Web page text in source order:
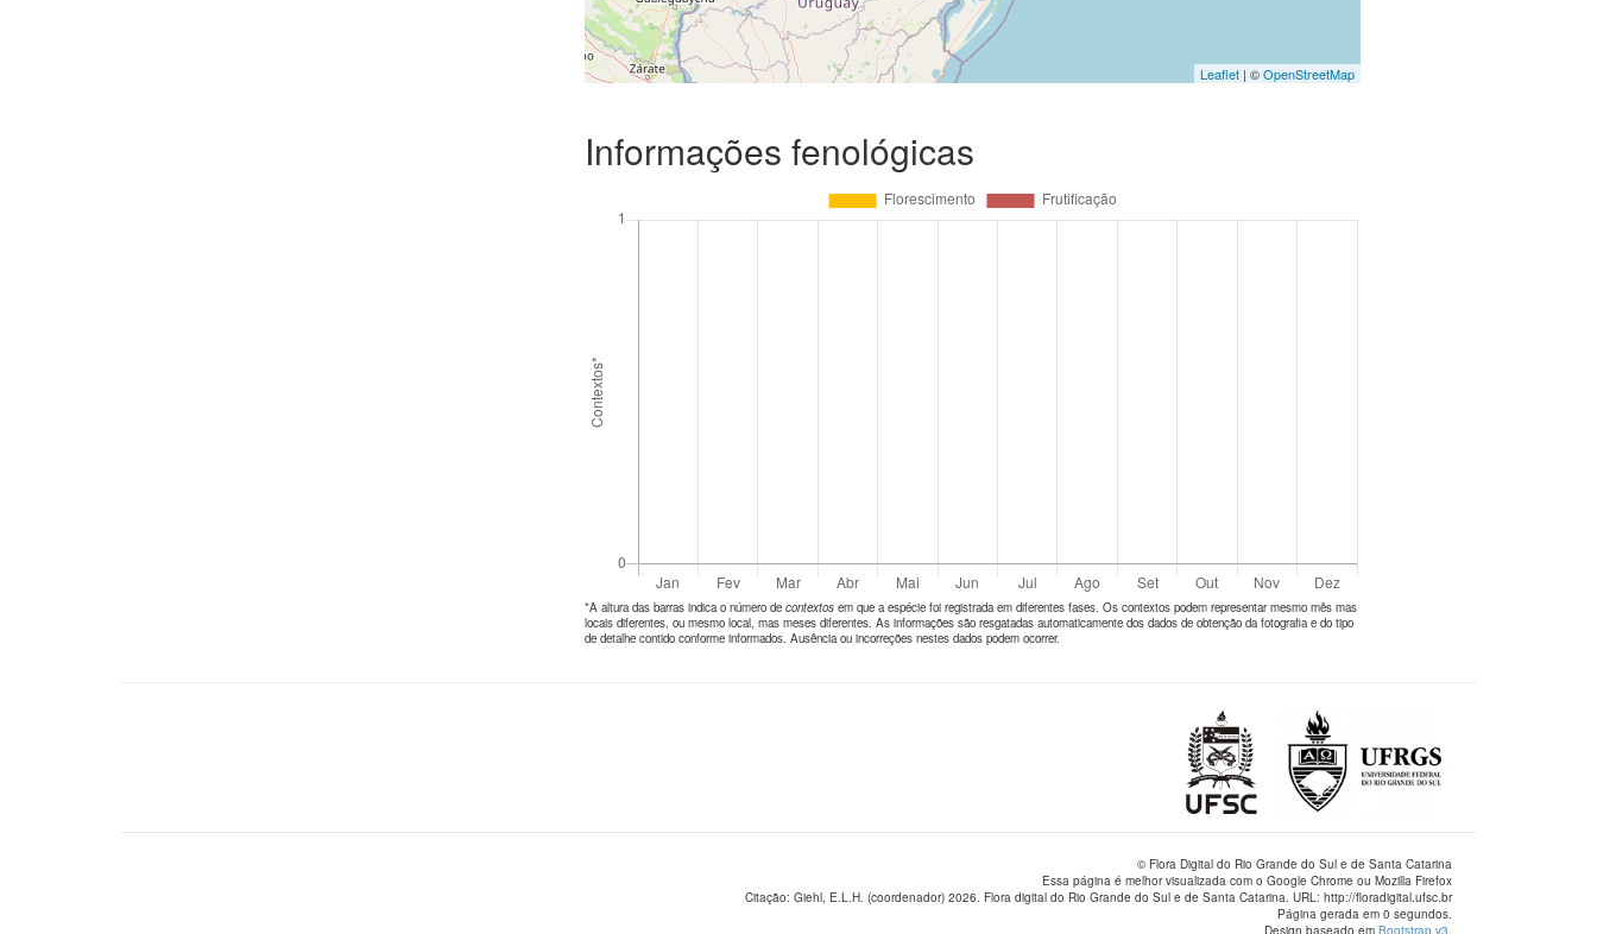
Leaflet| ©OpenStreetMap
Informações fenológicas
*A altura das barras indica o número de contextos em que a espécie foi registrada em diferentes fases. Os contextos podem representar mesmo mês mas
locais diferentes, ou mesmo local, mas meses diferentes. As informações são resgatadas automaticamente dos dados de obtenção da fotografia e do tipo
de detalhe contido conforme informados. Ausência ou incorreções nestes dados podem ocorrer.
© Flora Digital do Rio Grande do Sul e de Santa Catarina
Essa página é melhor visualizada com o Google Chrome ou Mozilla Firefox
Citação: Giehl, E.L.H. (coordenador) 2026. Flora digital do Rio Grande do Sul e de Santa Catarina. URL: http://floradigital.ufsc.br
Página gerada em 0 segundos.
Design baseado em Bootstrap v3